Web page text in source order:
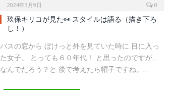
2024年3月9日 0
玖保キリコが見た👀 スタイルは語る（描き下ろ
し！）
バスの窓から ぼけっと外を見ていた時に 目に入っ
た女子。 とっても６０年代！ と思ったのですが、
なんでだろう？と 後で考えたら帽子ですね。…